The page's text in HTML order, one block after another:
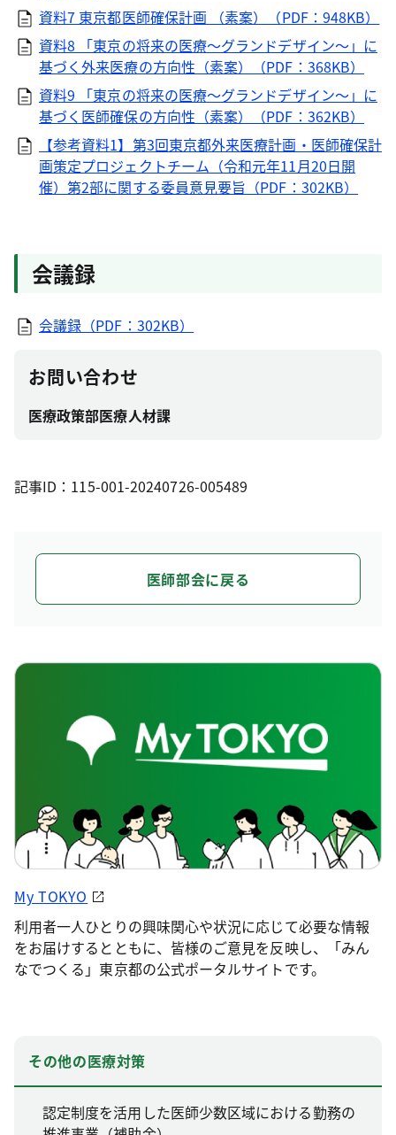
資料7 東京都医師確保計画 （素案）（PDF：948KB）
資料8 「東京の将来の医療～グランドデザイン～」に
基づく外来医療の方向性（素案）（PDF：368KB）
資料9 「東京の将来の医療～グランドデザイン～」に
基づく医師確保の方向性（素案）（PDF：362KB）
【参考資料1】第3回東京都外来医療計画・医師確保計
画策定プロジェクトチーム（令和元年11月20日開
催）第2部に関する委員意見要旨（PDF：302KB）
会議録
会議録（PDF：302KB）
お問い合わせ
医療政策部医療人材課
記事ID：115-001-20240726-005489
医師部会に戻る
My TOKYO
利用者一人ひとりの興味関心や状況に応じて必要な情報
をお届けするとともに、皆様のご意見を反映し、「みん
なでつくる」東京都の公式ポータルサイトです。
その他の医療対策
認定制度を活用した医師少数区域における勤務の